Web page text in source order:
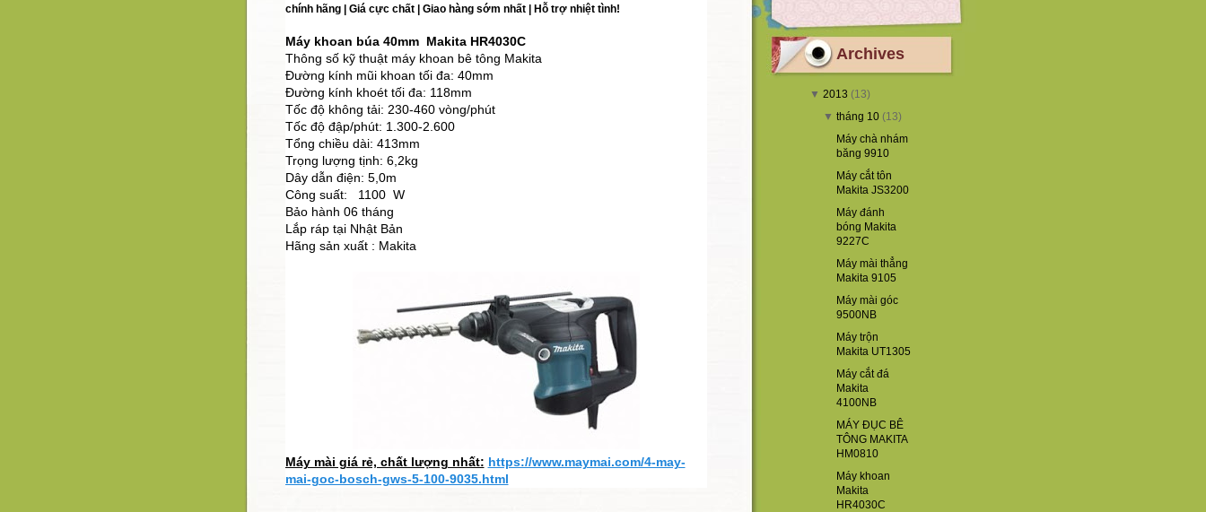
Archives
▼ 2013 (13)
▼ tháng 10 (13)
Máy chà nhám
băng 9910
Máy cắt tôn
Makita JS3200
Máy đánh
bóng Makita
9227C
Máy mài thẳng
Makita 9105
Máy mài góc
9500NB
Máy trộn
Makita UT1305
Máy cắt đá
Makita
4100NB
MÁY ĐỤC BÊ
TÔNG MAKITA
HM0810
Máy khoan
Makita
HR4030C
chính hãng | Giá cực chất | Giao hàng sớm nhất | Hỗ trợ nhiệt tình!
Máy khoan búa 40mm Makita HR4030C
Thông số kỹ thuật máy khoan bê tông Makita
Đường kính mũi khoan tối đa: 40mm
Đường kính khoét tối đa: 118mm
Tốc độ không tải: 230-460 vòng/phút
Tốc độ đập/phút: 1.300-2.600
Tổng chiều dài: 413mm
Trọng lượng tịnh: 6,2kg
Dây dẫn điện: 5,0m
Công suất: 1100 W
Bảo hành 06 tháng
Lắp ráp tại Nhật Bản
Hãng sản xuất : Makita
Máy mài giá rẻ, chất lượng nhất: https://www.maymai.com/4-may-
mai-goc-bosch-gws-5-100-9035.html